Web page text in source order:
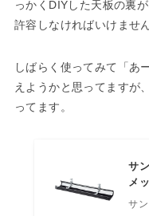
っかくDIYした天板の裏
許容しなければいけません
しばらく使ってみて「あ
えようかと思ってますが
ってます。
サ
メ
サ